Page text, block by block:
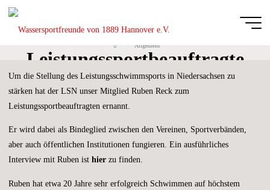
Zum
von 1889
Hannover e.V.
SCHWIMM-
UND
Ruben Reck zum
Leistungssportbeauftragte
n des LSN ernannt
Allgemein
Um die Stellung des Leistungsschwimmsports in Niedersachsen zu
stärken hat der LSN unser Mitglied Ruben Reck zum
Leistungssportbeauftragten ernannt.
Er wird dabei als Bindeglied zwischen den Vereinen, Sportverbänden,
aber auch öffentlichen Institutionen fungieren. Ein ausführliches
Interview mit Ruben isthier zu finden.
Ruben hat etwa 20 Jahre sehr erfolgreich Schwimmen auf höchstem